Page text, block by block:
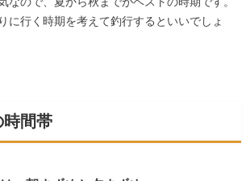
に行く時期を考えて釣行するといいでしょ
間帯